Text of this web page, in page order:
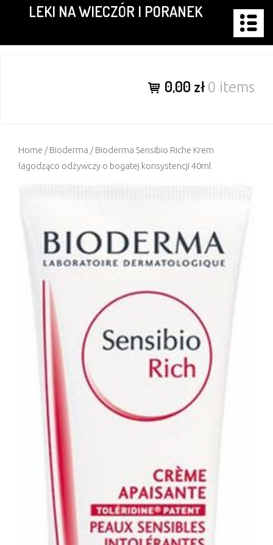
content
LEKI NA WIECZÓR I PORANEK
0,00 zł0 items
Home /Bioderma / Bioderma Sensibio Riche Krem
łagodząco odżywczy o bogatej konsystencji 40ml